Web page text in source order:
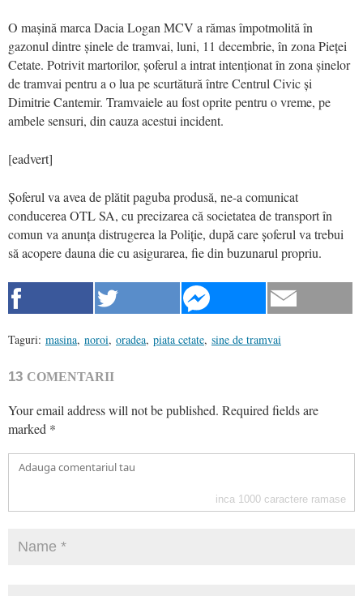
O mașină marca Dacia Logan MCV a rămas împotmolită în
gazonul dintre șinele de tramvai, luni, 11 decembrie, în zona Pieței
Cetate. Potrivit martorilor, șoferul a intrat intenționat în zona șinelor
de tramvai pentru a o lua pe scurtătură între Centrul Civic și
Dimitrie Cantemir. Tramvaiele au fost oprite pentru o vreme, pe
ambele sensuri, din cauza acestui incident.
[eadvert]
Șoferul va avea de plătit paguba produsă, ne-a comunicat
conducerea OTL SA, cu precizarea că societatea de transport în
comun va anunța distrugerea la Poliție, după care șoferul va trebui
să acopere dauna die cu asigurarea, fie din buzunarul propriu.
Taguri: masina, noroi, oradea, piata cetate, sine de tramvai
13 COMENTARII
Your email address will not be published. Required fields are
marked *
inca 1000 caractere ramase